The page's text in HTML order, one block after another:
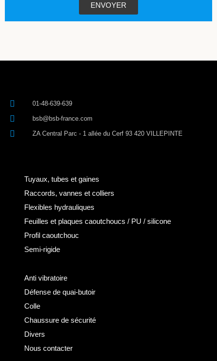
ENVOYER
01-48-639-639
bsb@bsb-france.com
ZA Central Parc - 1 allée du Cerf 93 420 VILLEPINTE
Tuyaux, tubes et gaines
Raccords, vannes et colliers
Flexibles hydrauliques
Feuilles et plaques caoutchoucs / PU / silicone
Profil caoutchouc
Semi-rigide
Anti vibratoire
Défense de quai-butoir
Colle
Chaussure de sécurité
Divers
Nous contacter